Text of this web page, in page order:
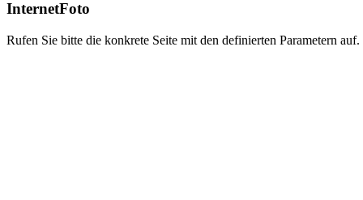
InternetFoto
Rufen Sie bitte die konkrete Seite mit den definierten Parametern auf.